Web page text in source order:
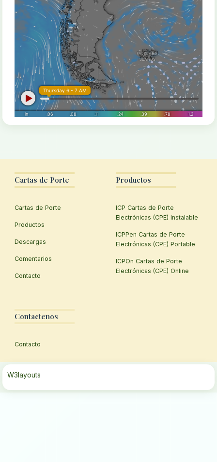
Cartas de Porte
Cartas de Porte
Productos
Descargas
Comentarios
Contacto
Productos
ICP Cartas de Porte
Electrónicas (CPE) Instalable
ICPPen Cartas de Porte
Electrónicas (CPE) Portable
ICPOn Cartas de Porte
Electrónicas (CPE) Online
Contactenos
Contacto
W3layouts